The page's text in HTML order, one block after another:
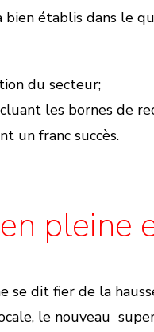
bien établis dans le
du secteur;
les bornes de
un franc succès.
pleine
se dit fier de la
le nouveau